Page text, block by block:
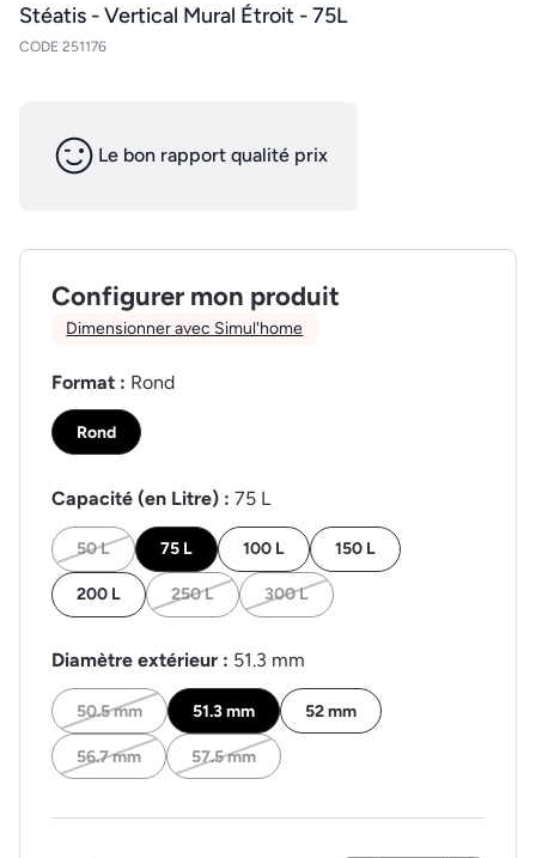
Stéatis - Vertical Mural Étroit - 75L
CODE 251176
Le bon rapport qualité prix
Configurer mon produit
Dimensionner avec Simul'home
Format : Rond
Rond
Capacité (en Litre) : 75 L
50 L 75 L 100 L 150 L
200 L 250 L 300 L
Diamètre extérieur : 51.3 mm
50.5 mm 51.3 mm 52 mm
56.7 mm 57.5 mm